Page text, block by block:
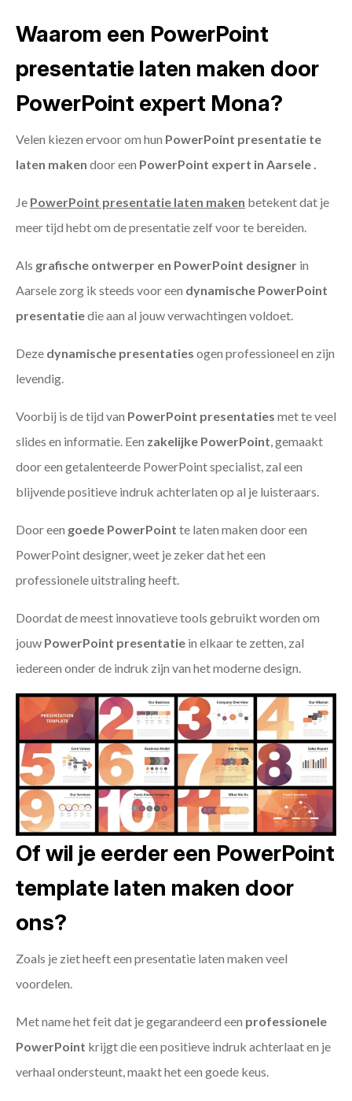
Waarom een PowerPoint
presentatie laten maken door
PowerPoint expert Mona?
Velen kiezen ervoor om hun PowerPoint presentatie te
laten maken door een PowerPoint expert in Aarsele .
Je PowerPoint presentatie laten maken betekent dat je
meer tijd hebt om de presentatie zelf voor te bereiden.
Als grafische ontwerper en PowerPoint designer in
Aarsele zorg ik steeds voor een dynamische PowerPoint
presentatiedie aan al jouw verwachtingen voldoet.
Deze dynamische presentaties ogen professioneel en zijn
levendig.
Voorbij is de tijd van PowerPoint presentaties met te veel
slides en informatie. Een zakelijke PowerPoint, gemaakt
door een getalenteerde PowerPoint specialist, zal een
blijvende positieve indruk achterlaten op al je luisteraars.
Door een goede PowerPoint te laten maken door een
PowerPoint designer, weet je zeker dat het een
professionele uitstraling heeft.
Doordat de meest innovatieve tools gebruikt worden om
jouw PowerPoint presentatie in elkaar te zetten, zal
iedereen onder de indruk zijn van het moderne design.
Of wil je eerder een PowerPoint
template laten maken door
ons?
Zoals je ziet heeft een presentatie laten maken veel
voordelen.
Met name het feit dat je gegarandeerd een professionele
PowerPoint krijgt die een positieve indruk achterlaat en je
verhaal ondersteunt, maakt het een goede keus.